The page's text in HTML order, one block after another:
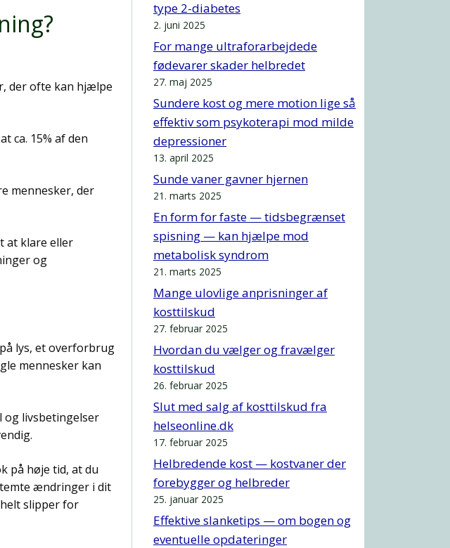
der ofte kan hjælpe
ca. 15% af den
mennesker, der
at klare eller
og
lys, et overforbrug
mennesker kan
og livsbetingelser
på høje tid, at du
ændringer i dit
slipper for
type 2-diabetes
2. juni 2025
For mange ultraforarbejdede
fødevarer skader helbredet
27. maj 2025
Sundere kost og mere motion lige så
effektiv som psykoterapi mod milde
depressioner
13. april 2025
Sunde vaner gavner hjernen
21. marts 2025
En form for faste — tidsbegrænset
spisning — kan hjælpe mod
metabolisk syndrom
21. marts 2025
Mange ulovlige anprisninger af
kosttilskud
27. februar 2025
Hvordan du vælger og fravælger
kosttilskud
26. februar 2025
Slut med salg af kosttilskud fra
helseonline.dk
17. februar 2025
Helbredende kost — kostvaner der
forebygger og helbreder
25. januar 2025
Effektive slanketips — om bogen og
eventuelle opdateringer